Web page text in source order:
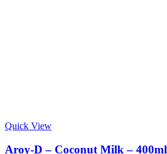
Quick View
Aroy-D – Coconut Milk – 400ml